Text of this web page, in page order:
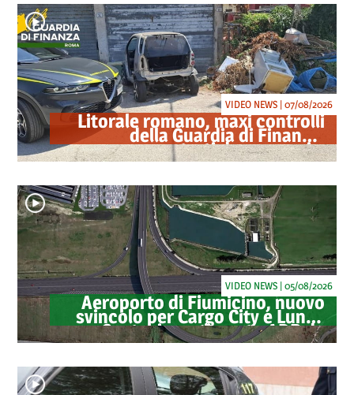
Litorale romano, maxi controlli
della Guardia di Finanza:
sequestrati droga, armi e
ricambi di auto rubate
VIDEO NEWS | 07/08/2026
Aeroporto di Fiumicino, nuovo
svincolo per Cargo City e Lunga
Sosta: investimento ADR da
oltre 40 milioni
VIDEO NEWS | 05/08/2026